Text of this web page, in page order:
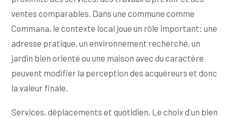
ventes comparables. Dans une commune comme
Commana, le contexte local joue un rôle important: une
adresse pratique, un environnement recherché, un
jardin bien orienté ou une maison avec du caractère
peuvent modifier la perception des acquéreurs et donc
la valeur finale.
Services, déplacements et quotidien. Le choix d'un bien